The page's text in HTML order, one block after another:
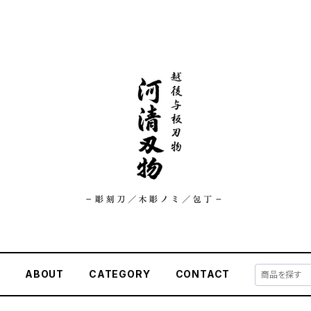
ABOUT CATEGORY CONTACT